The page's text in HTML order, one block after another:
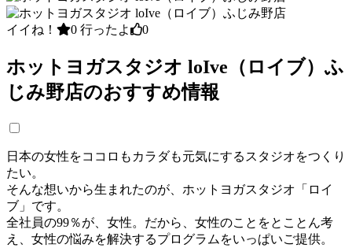
イイね！ 0 行ったよ 0
ホットヨガスタジオ loIve（ロイブ）ふ
じみ野店のおすすめ情報
日本の女性をココロもカラダも元気にするスタジオをつくり
たい。
そんな想いから生まれたのが、ホットヨガスタジオ「ロイ
ブ」です。
全社員の99％が、女性。だから、女性のことをとことん考
え、女性の悩みを解決するプログラムをいっぱいご提供。